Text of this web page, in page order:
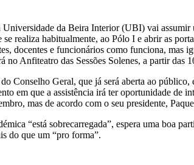
da Beira Interior (UBI) vai
realiza habitualmente, ao Pólo I e abrir as
docentes e funcionários como funciona, mas
no Anfiteatro das Sessões Solenes, a partir das
Conselho Geral, que já será aberta ao
em que a assistência irá ter oportunidade de
mas de acordo com o seu presidente,
“está sobrecarregada”, espera uma boa
do que um “pro forma”.